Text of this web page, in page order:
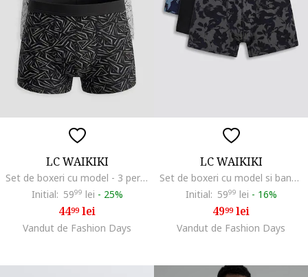
LC WAIKIKI
Set de boxeri cu model - 3 perechi, Negru/Gri
Initial: 5999 lei - 25%
4499lei
Vandut de Fashion Days
LC WAIKIKI
Set de boxeri cu model si banda elastica in talie - 3 perechi, Multicolor
Initial: 5999 lei - 16%
4999lei
Vandut de Fashion Days